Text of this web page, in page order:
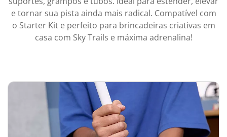
e tornar sua pista ainda mais radical. Compatível com
o Starter Kit e perfeito para brincadeiras criativas em
casa com Sky Trails e máxima adrenalina!